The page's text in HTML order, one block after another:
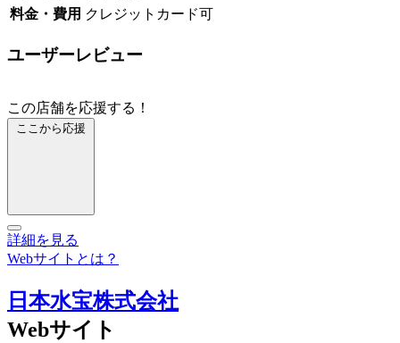
料金・費用 クレジットカード可
ユーザーレビュー
この店舗を応援する！
ここから応援
詳細を見る
Webサイトとは？
日本水宝株式会社
Webサイト